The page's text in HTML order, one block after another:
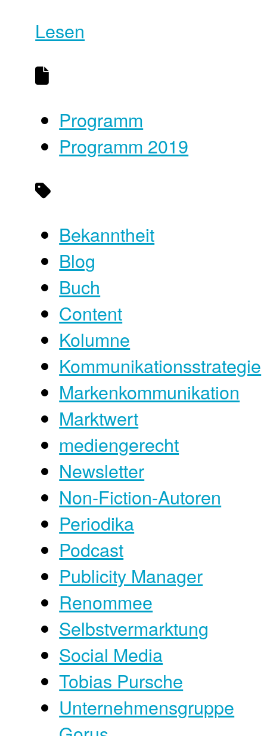
Lesen
Programm
Programm 2019
Bekanntheit
Blog
Buch
Content
Kolumne
Kommunikationsstrategie
Markenkommunikation
Marktwert
mediengerecht
Newsletter
Non-Fiction-Autoren
Periodika
Podcast
Publicity Manager
Renommee
Selbstvermarktung
Social Media
Tobias Pursche
Unternehmensgruppe